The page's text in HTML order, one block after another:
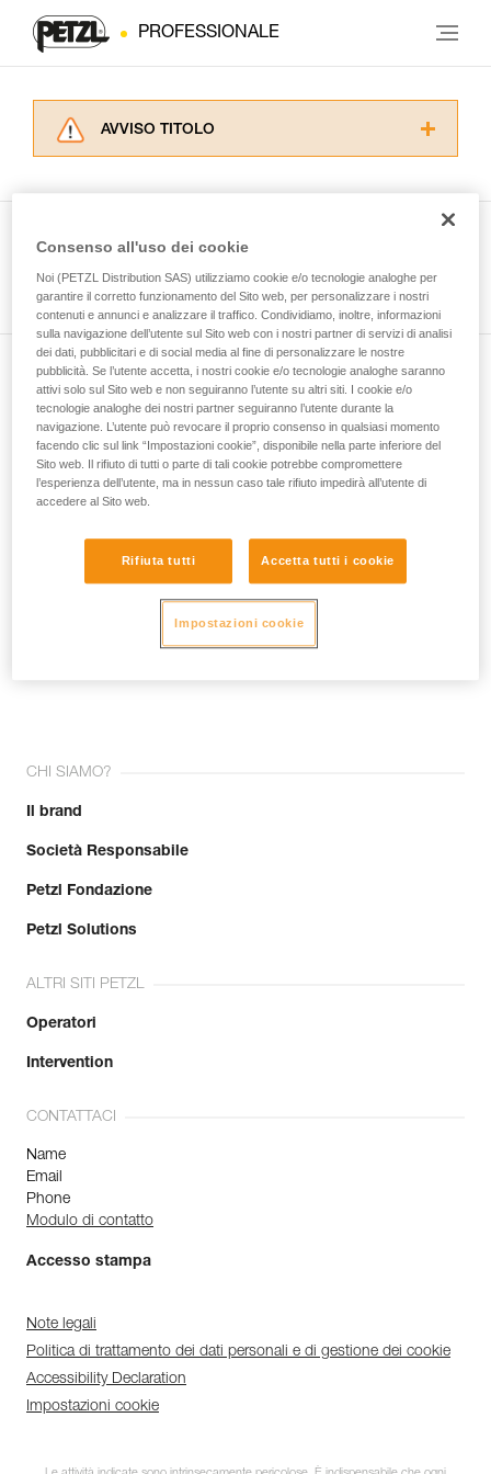
PROFESSIONALE
AVVISO TITOLO
La padronanza di queste tecniche richiede una
formazione ed un addestramento specifico.
Verificate con un professionista la vostra
capacità di rifare la manovra, da soli, in piena
sicurezza, prima di riprodurla autonomamente.
Forniamo esempi di tecniche relative alla vostra
attività. Ne possono esistere altre che non
vengono qui descritte.
Guarda tutti i consigli tecnici
Iscriviti alla newsletter
e rimani connesso alle nostre novità
E-mail *
Unisciti alla community!
CHI SIAMO?
Il brand
Società Responsabile
Petzl Fondazione
Petzl Solutions
ALTRI SITI PETZL
Operatori
Intervention
CONTATTACI
Name
Email
Phone
Modulo di contatto
Accesso stampa
Note legali
Politica di trattamento dei dati personali e di gestione dei cookie
Accessibility Declaration
Impostazioni cookie
Consenso all'uso dei cookie
Noi (PETZL Distribution SAS) utilizziamo cookie e/o tecnologie analoghe per
garantire il corretto funzionamento del Sito web, per personalizzare i nostri
contenuti e annunci e analizzare il traffico. Condividiamo, inoltre, informazioni
sulla navigazione dell’utente sul Sito web con i nostri partner di servizi di analisi
dei dati, pubblicitari e di social media al fine di personalizzare le nostre
pubblicità. Se l’utente accetta, i nostri cookie e/o tecnologie analoghe saranno
attivi solo sul Sito web e non seguiranno l’utente su altri siti. I cookie e/o
tecnologie analoghe dei nostri partner seguiranno l’utente durante la
navigazione. L’utente può revocare il proprio consenso in qualsiasi momento
facendo clic sul link “Impostazioni cookie”, disponibile nella parte inferiore del
Sito web. Il rifiuto di tutti o parte di tali cookie potrebbe compromettere
l’esperienza dell’utente, ma in nessun caso tale rifiuto impedirà all’utente di
accedere al Sito web.
Rifiuta tutti Accetta tutti i cookie
Impostazioni cookie